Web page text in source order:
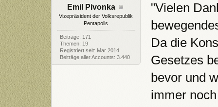
Emil Pivonka
Vizepräsident der Volksrepublik
Pentapolis
Beiträge: 171
Themen: 19
Registriert seit: Mar 2014
Beiträge aller Accounts: 3.440
"Vielen
Da die
Gesetzes
bevor und
immer